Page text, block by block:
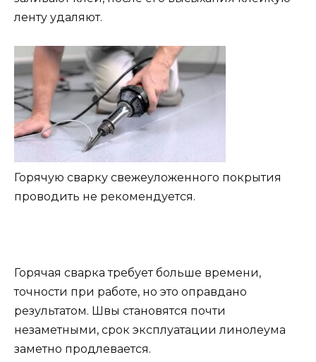
ленту удаляют.
Горячую сварку свежеуложенного покрытия
проводить не рекомендуется.
Горячая сварка требует больше времени,
точности при работе, но это оправдано
результатом. Швы становятся почти
незаметными, срок эксплуатации линолеума
заметно продлевается.